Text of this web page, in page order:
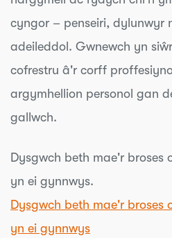
cyngor – penseiri, dylunwyr
adeileddol. Gwnewch yn
cofrestru â'r corff
argymhellion personol gan
gallwch.
Dysgwch beth mae'r
yn ei gynnwys.
Dysgwch beth mae'r
yn ei gynnwys